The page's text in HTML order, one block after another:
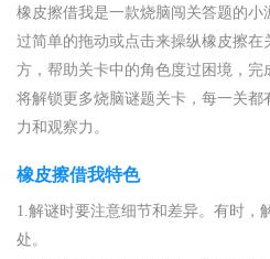
橡皮擦借我是一款烧脑闯关答题的小
过简单的拖动或点击来操纵橡皮擦
方，帮助关卡中的角色度过困境，完
将解锁更多烧脑谜题关卡，每一关都
力和观察力。
橡皮擦借我特色
1.解谜时要注意细节和差异。有时，
处。